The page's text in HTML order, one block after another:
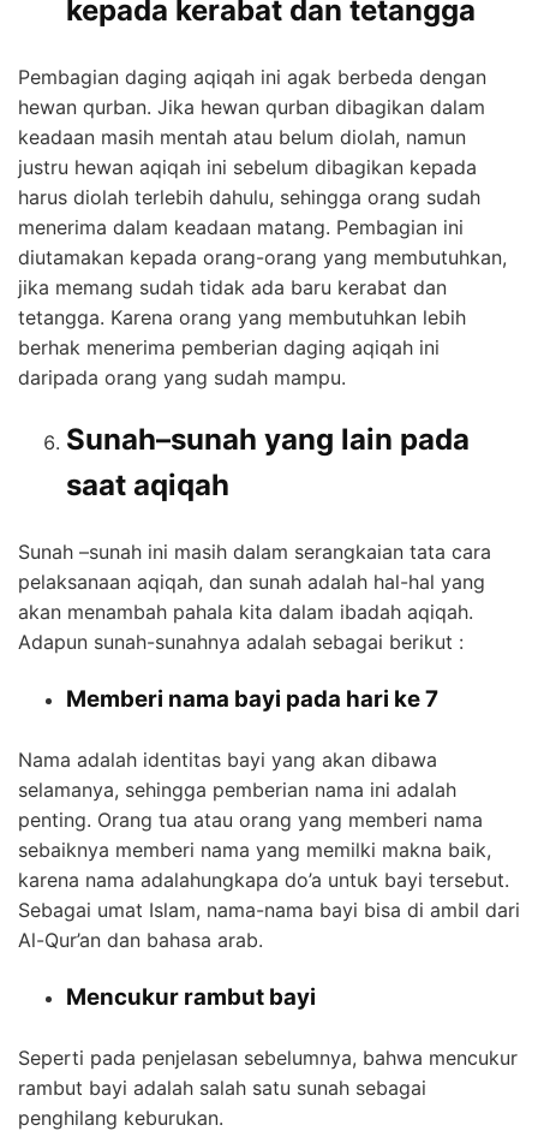
kepada kerabat dan tetangga
Pembagian daging aqiqah ini agak berbeda dengan
hewan qurban. Jika hewan qurban dibagikan dalam
keadaan masih mentah atau belum diolah, namun
justru hewan aqiqah ini sebelum dibagikan kepada
harus diolah terlebih dahulu, sehingga orang sudah
menerima dalam keadaan matang. Pembagian ini
diutamakan kepada orang-orang yang membutuhkan,
jika memang sudah tidak ada baru kerabat dan
tetangga. Karena orang yang membutuhkan lebih
berhak menerima pemberian daging aqiqah ini
daripada orang yang sudah mampu.
Sunah–sunah yang lain pada
saat aqiqah
Sunah –sunah ini masih dalam serangkaian tata cara
pelaksanaan aqiqah, dan sunah adalah hal-hal yang
akan menambah pahala kita dalam ibadah aqiqah.
Adapun sunah-sunahnya adalah sebagai berikut :
Memberi nama bayi pada hari ke 7
Nama adalah identitas bayi yang akan dibawa
selamanya, sehingga pemberian nama ini adalah
penting. Orang tua atau orang yang memberi nama
sebaiknya memberi nama yang memilki makna baik,
karena nama adalahungkapa do’a untuk bayi tersebut.
Sebagai umat Islam, nama-nama bayi bisa di ambil dari
Al-Qur’an dan bahasa arab.
Mencukur rambut bayi
Seperti pada penjelasan sebelumnya, bahwa mencukur
rambut bayi adalah salah satu sunah sebagai
penghilang keburukan.